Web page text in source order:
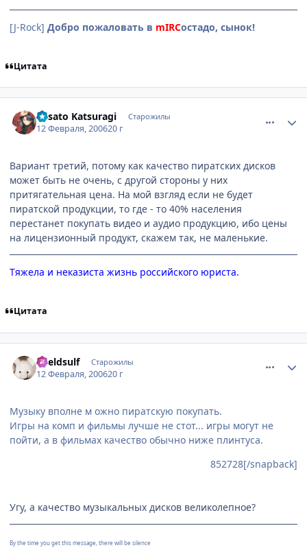
[J-Rock] Добро пожаловать в mIRCостадо, сынок!
Цитата
Misato Katsuragi Старожилы
12 Февраля, 200620 г
Вариант третий, потому как качество пиратских дисков
может быть не очень, с другой стороны у них
притягательная цена. На мой взгляд если не будет
пиратской продукции, то где - то 40% населения
перестанет покупать видео и аудио продукцию, ибо цены
на лицензионный продукт, скажем так, не маленькие.
Тяжела и неказиста жизнь российского юриста.
Цитата
Kveldsulf Старожилы
12 Февраля, 200620 г
Музыку вполне м ожно пиратскую покупать.
Игры на комп и фильмы лучше не стот... игры могут не
пойти, а в фильмах качество обычно ниже плинтуса.
852728[/snapback]
Угу, а качество музыкальных дисков великолепное?
By the time you get this message, there will be silence